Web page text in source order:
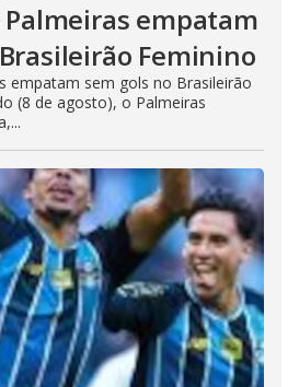
empatam
Feminino
empatam sem gols no Brasileirão
(8 de agosto), o Palmeiras